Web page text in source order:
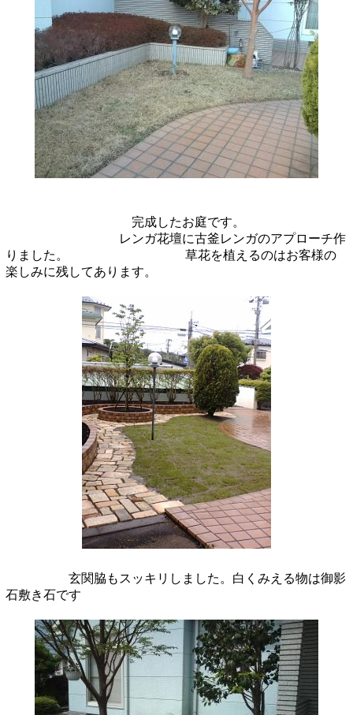
完成したお庭です。
レンガ花壇に古釜レンガのアプローチ作
りました。
草花を植えるのはお客様の
楽しみに残してあります。
玄関脇もスッキリしました。白くみえる物は御影
石敷き石です